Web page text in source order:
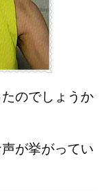
のでしょうか
が挙がってい